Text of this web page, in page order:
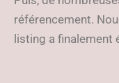
référencement.
listing a finalement